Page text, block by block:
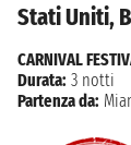
Stati Uniti,
CARNIVAL
Durata: 3 notti
Partenza da: